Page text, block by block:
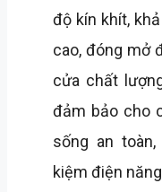
độ kín khít,
cao, đóng mở
cửa chất
đảm bảo cho
sống an
kiệm điện